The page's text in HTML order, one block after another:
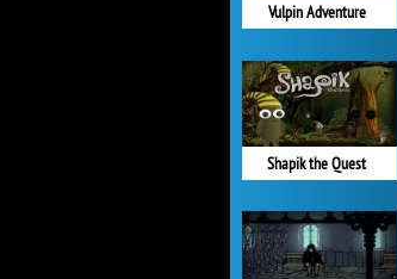
Vulpin Adventure
Shapik the Quest